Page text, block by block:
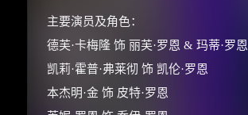
主要演员及角色：
德芙·卡梅隆 饰 丽芙·罗恩 & 玛蒂·罗恩
凯莉·霍普·弗莱彻 饰 凯伦·罗恩
本杰明·金 饰 皮特·罗恩